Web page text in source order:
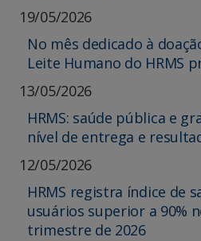
19/05/2026
No mês dedicado à
Leite Humano do HRMS
13/05/2026
HRMS: saúde pública e
nível de entrega e
12/05/2026
HRMS registra índice de
usuários superior a 90%
trimestre de 2026